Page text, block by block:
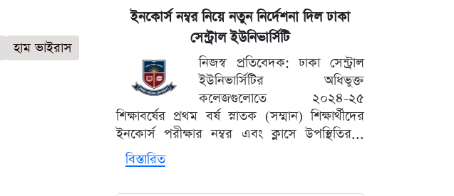
হাম ভাইরাস
ইনকোর্স নম্বর নিয়ে নতুন নির্দেশনা দিল ঢাকা
সেন্ট্রাল ইউনিভার্সিটি
নিজস্ব প্রতিবেদক: ঢাকা সেন্ট্রাল
ইউনিভার্সিটির অধিভুক্ত
কলেজগুলোতে ২০২৪-২৫
শিক্ষাবর্ষের প্রথম বর্ষ স্নাতক (সম্মান) শিক্ষার্থীদের
ইনকোর্স পরীক্ষার নম্বর এবং ক্লাসে উপস্থিতির...
বিস্তারিত